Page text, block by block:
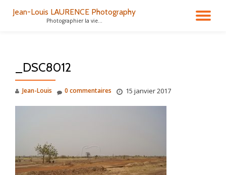
Jean-Louis LAURENCE Photography
Photographier la vie...
_DSC8012
Jean-Louis 15 janvier 2017
0 commentaires